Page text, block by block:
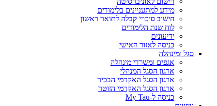
מידע למתעניינים בלימודים
חישוב סיכויי קבלה לתואר ראשון
לוח שנת הלימודים
ידיעונים
כניסה לאזור האישי
סגל ומינהלה
אגפים ומשרדי מינהלה
ארגון הסגל המנהלי
ארגון הסגל האקדמי הבכיר
ארגון הסגל האקדמי הזוטר
כניסה ל-My Tau